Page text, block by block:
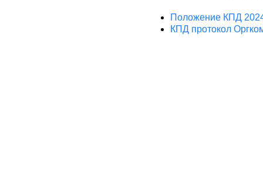
Положение КПД
КПД протокол